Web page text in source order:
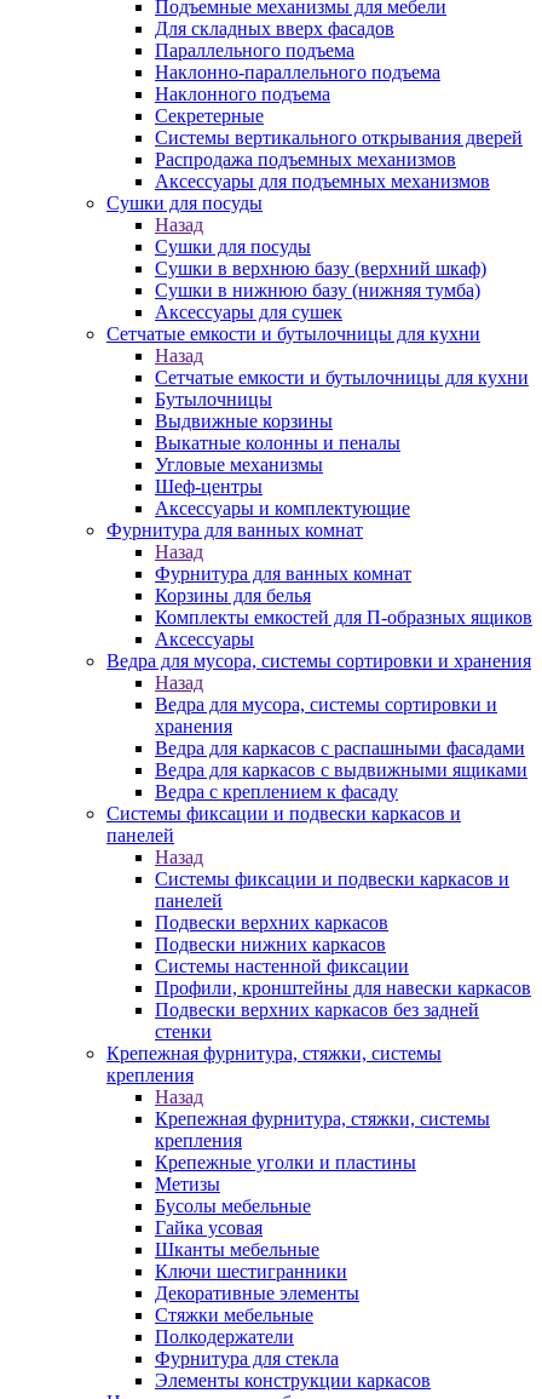
Подъемные механизмы для мебели
Для складных вверх фасадов
Параллельного подъема
Наклонно-параллельного подъема
Наклонного подъема
Секретерные
Системы вертикального открывания дверей
Распродажа подъемных механизмов
Аксессуары для подъемных механизмов
Сушки для посуды
Назад
Сушки для посуды
Сушки в верхнюю базу (верхний шкаф)
Сушки в нижнюю базу (нижняя тумба)
Аксессуары для сушек
Сетчатые емкости и бутылочницы для кухни
Назад
Сетчатые емкости и бутылочницы для кухни
Бутылочницы
Выдвижные корзины
Выкатные колонны и пеналы
Угловые механизмы
Шеф-центры
Аксессуары и комплектующие
Фурнитура для ванных комнат
Назад
Фурнитура для ванных комнат
Корзины для белья
Комплекты емкостей для П-образных ящиков
Аксессуары
Ведра для мусора, системы сортировки и хранения
Назад
Ведра для мусора, системы сортировки и
хранения
Ведра для каркасов с распашными фасадами
Ведра для каркасов с выдвижными ящиками
Ведра с креплением к фасаду
Системы фиксации и подвески каркасов и
панелей
Назад
Системы фиксации и подвески каркасов и
панелей
Подвески верхних каркасов
Подвески нижних каркасов
Системы настенной фиксации
Профили, кронштейны для навески каркасов
Подвески верхних каркасов без задней
стенки
Крепежная фурнитура, стяжки, системы
крепления
Назад
Крепежная фурнитура, стяжки, системы
крепления
Крепежные уголки и пластины
Метизы
Бусолы мебельные
Гайка усовая
Шканты мебельные
Ключи шестигранники
Декоративные элементы
Стяжки мебельные
Полкодержатели
Фурнитура для стекла
Элементы конструкции каркасов